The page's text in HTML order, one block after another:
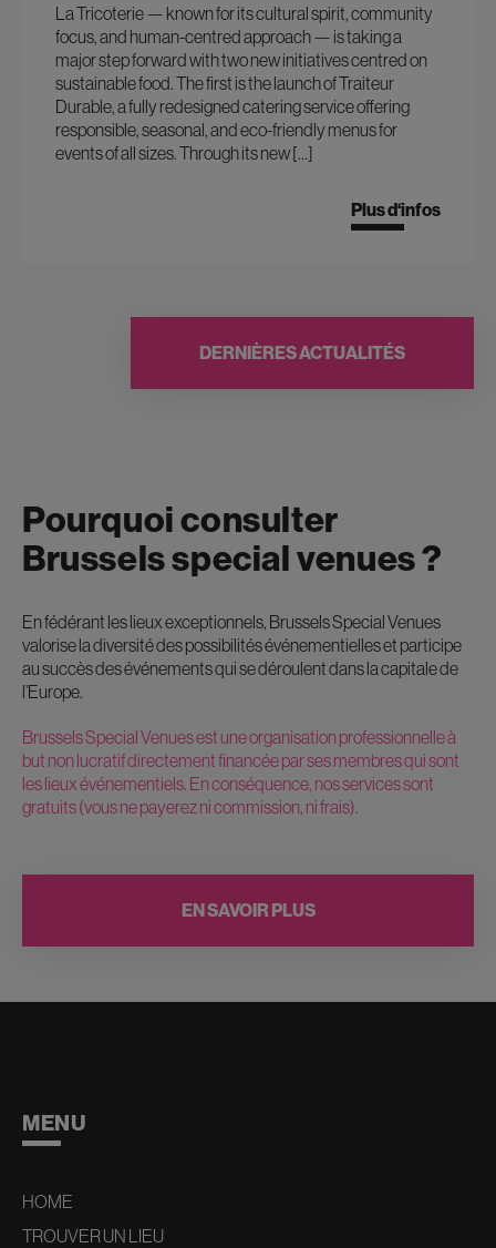
La Tricoterie — known for its cultural spirit, community
focus, and human-centred approach — is taking a
major step forward with two new initiatives centred on
sustainable food. The first is the launch of Traiteur
Durable, a fully redesigned catering service offering
responsible, seasonal, and eco-friendly menus for
events of all sizes. Through its new […]
Plus d‘infos
DERNIÈRES ACTUALITÉS
Pourquoi consulter
Brussels special venues ?
En fédérant les lieux exceptionnels, Brussels Special Venues
valorise la diversité des possibilités événementielles et participe
au succès des événements qui se déroulent dans la capitale de
l’Europe.
Brussels Special Venues est une organisation professionnelle à
but non lucratif directement financée par ses membres qui sont
les lieux événementiels. En conséquence, nos services sont
gratuits (vous ne payerez ni commission, ni frais).
EN SAVOIR PLUS
MENU
HOME
TROUVER UN LIEU